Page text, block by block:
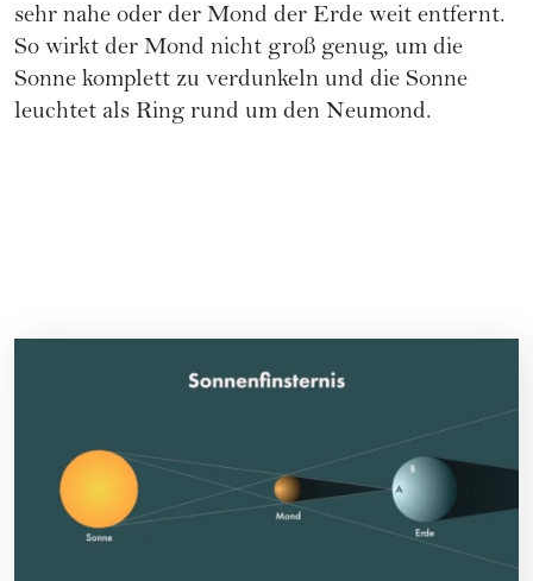
sehr nahe oder der Mond der Erde weit entfernt.
So wirkt der Mond nicht groß genug, um die
Sonne komplett zu verdunkeln und die Sonne
leuchtet als Ring rund um den Neumond.